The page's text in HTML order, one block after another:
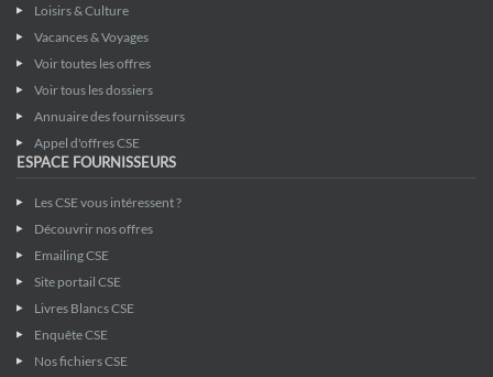
Loisirs & Culture
Vacances & Voyages
Voir toutes les offres
Voir tous les dossiers
Annuaire des fournisseurs
Appel d'offres CSE
ESPACE FOURNISSEURS
Les CSE vous intéressent ?
Découvrir nos offres
Emailing CSE
Site portail CSE
Livres Blancs CSE
Enquête CSE
Nos fichiers CSE